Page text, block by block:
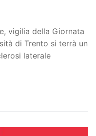
vigilia della Giornata
di Trento si terrà un
laterale